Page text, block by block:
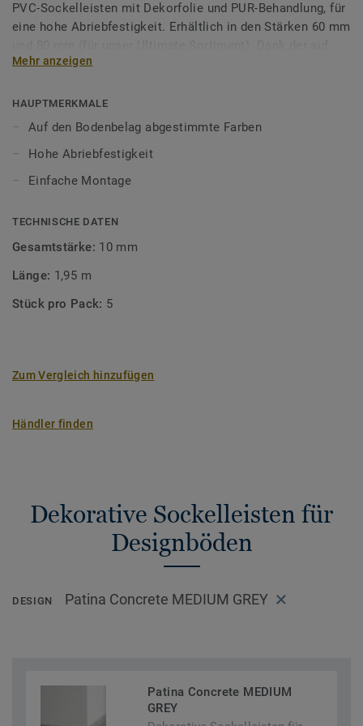
PVC-Sockelleisten mit Dekorfolie und PUR-Behandlung, für
eine hohe Abriebfestigkeit. Erhältlich in den Stärken 60 mm
unsere Designböden abgestimmten Farben sorgen Sie für
Mehr anzeigen
HAUPTMERKMALE
Auf den Bodenbelag abgestimmte Farben
Hohe Abriebfestigkeit
Einfache Montage
TECHNISCHE DATEN
Gesamtstärke: 10 mm
Länge: 1,95 m
Stück pro Pack: 5
Zum Vergleich hinzufügen
Händler finden
Dekorative Sockelleisten für
Designböden
DESIGN Patina Concrete MEDIUM GREY
Patina Concrete MEDIUM
GREY